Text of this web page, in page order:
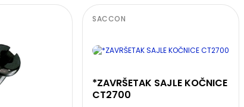
SACCON
*ZAVRŠETAK SAJLE KOČNICE
CT2700